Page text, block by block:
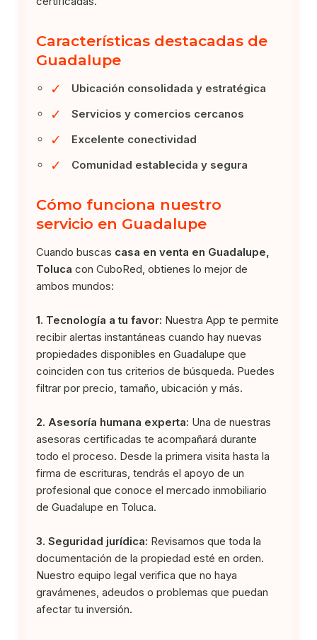
Características destacadas de
Guadalupe
✓ Ubicación consolidada y estratégica
✓ Servicios y comercios cercanos
✓ Excelente conectividad
✓ Comunidad establecida y segura
Cómo funciona nuestro
servicio en Guadalupe
Cuando buscas casa en venta en Guadalupe,
Toluca con CuboRed, obtienes lo mejor de
ambos mundos:
1. Tecnología a tu favor: Nuestra App te permite
recibir alertas instantáneas cuando hay nuevas
propiedades disponibles en Guadalupe que
coinciden con tus criterios de búsqueda. Puedes
filtrar por precio, tamaño, ubicación y más.
2. Asesoría humana experta: Una de nuestras
asesoras certificadas te acompañará durante
todo el proceso. Desde la primera visita hasta la
firma de escrituras, tendrás el apoyo de un
profesional que conoce el mercado inmobiliario
de Guadalupe en Toluca.
3. Seguridad jurídica: Revisamos que toda la
documentación de la propiedad esté en orden.
Nuestro equipo legal verifica que no haya
gravámenes, adeudos o problemas que puedan
afectar tu inversión.